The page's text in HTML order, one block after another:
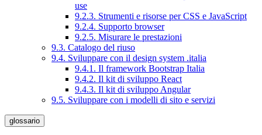
use
9.2.3. Strumenti e risorse per CSS e JavaScript
9.2.4. Supporto browser
9.2.5. Misurare le prestazioni
9.3. Catalogo del riuso
9.4. Sviluppare con il design system .italia
9.4.1. Il framework Bootstrap Italia
9.4.2. Il kit di sviluppo React
9.4.3. Il kit di sviluppo Angular
9.5. Sviluppare con i modelli di sito e servizi
glossario